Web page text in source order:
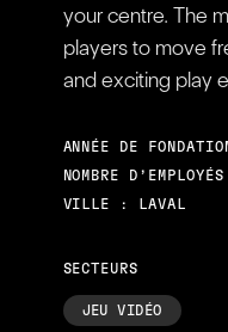
your centre. The
players to move
and exciting play
ANNÉE DE
NOMBRE
VILLE : LAVAL
SECTEURS
JEU VIDÉO